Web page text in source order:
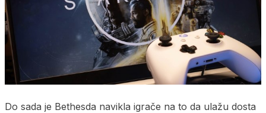
Do sada je Bethesda navikla igrače na to da ulažu dosta